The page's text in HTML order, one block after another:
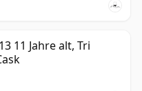
11 Jahre alt, Tri